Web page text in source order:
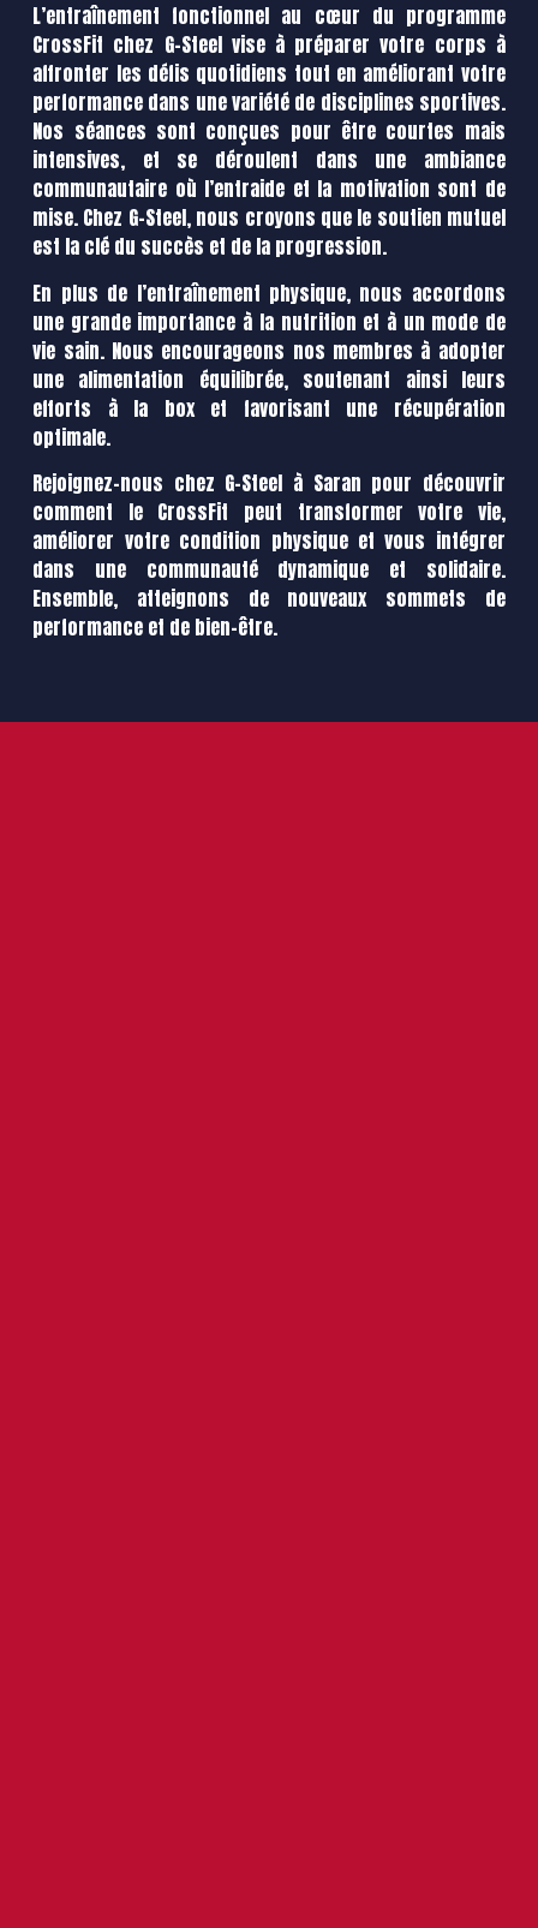
L’entraînement fonctionnel au cœur du programme
CrossFit chez G-Steel vise à préparer votre corps à
affronter les défis quotidiens tout en améliorant votre
performance dans une variété de disciplines sportives.
Nos séances sont conçues pour être courtes mais
intensives, et se déroulent dans une ambiance
communautaire où l’entraide et la motivation sont de
mise. Chez G-Steel, nous croyons que le soutien mutuel
est la clé du succès et de la progression.
En plus de l’entraînement physique, nous accordons
une grande importance à la nutrition et à un mode de
vie sain. Nous encourageons nos membres à adopter
une alimentation équilibrée, soutenant ainsi leurs
efforts à la box et favorisant une récupération
optimale.
Rejoignez-nous chez G-Steel à Saran pour découvrir
comment le CrossFit peut transformer votre vie,
améliorer votre condition physique et vous intégrer
dans une communauté dynamique et solidaire.
Ensemble, atteignons de nouveaux sommets de
performance et de bien-être.